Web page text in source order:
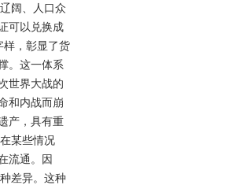
阔、人口众
可以兑换成
样，彰显了货
。这一体系
世界大战的
和内战而崩
产，具有重
某些情况
流通。因
差异。这种